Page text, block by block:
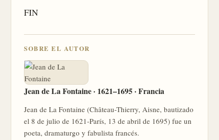
FIN
SOBRE EL AUTOR
Jean de La Fontaine · 1621–1695 · Francia
Jean de La Fontaine (Château-Thierry, Aisne, bautizado
el 8 de julio de 1621-París, 13 de abril de 1695) fue un
poeta, dramaturgo y fabulista francés.